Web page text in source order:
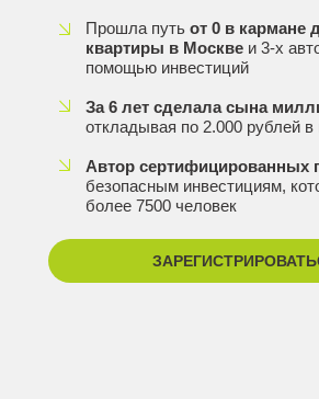
Прошла путь от 0 в кармане
квартиры в Москве и 3-х
помощью инвестиций
За 6 лет сделала сына
откладывая по 2.000 рублей в
Автор сертифицированных
безопасным инвестициям,
более 7500 человек